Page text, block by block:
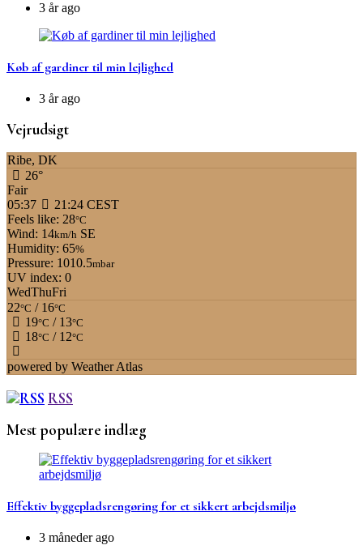
3 år ago
Køb af gardiner til min lejlighed
3 år ago
Vejrudsigt
Ribe, DK
26°
Fair
05:37
21:24 CEST
Feels like: 28°C
Wind: 14km/h SE
Humidity: 65%
Pressure: 1010.5mbar
UV index: 0
WedThuFri
22°C / 16°C
19°C / 13°C
18°C / 12°C
powered by Weather Atlas
RSS
Mest populære indlæg
Effektiv byggepladsrengøring for et sikkert arbejdsmiljø
3 måneder ago